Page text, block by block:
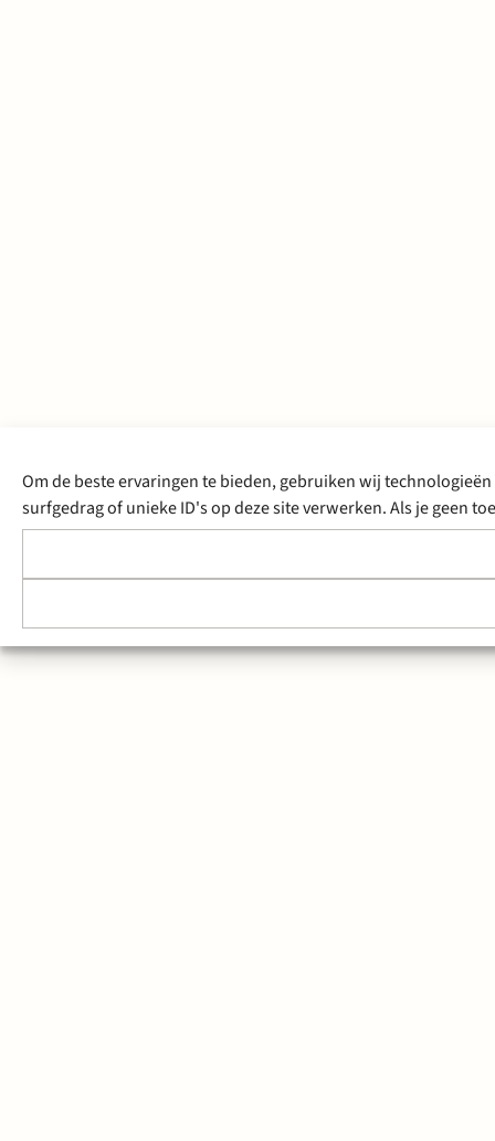
Om de beste ervaringen te bieden, gebruiken wij
surfgedrag of unieke ID's op deze site verwerken. Als je geen